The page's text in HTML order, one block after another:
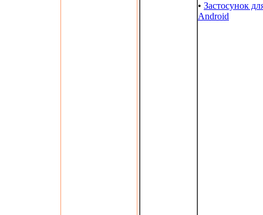
• Застосунок
Android